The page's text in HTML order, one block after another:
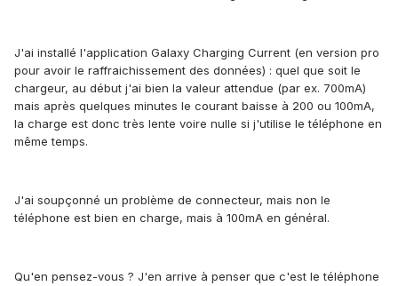
J'ai installé l'application Galaxy Charging Current (en version pro
pour avoir le raffraichissement des données) : quel que soit le
chargeur, au début j'ai bien la valeur attendue (par ex. 700mA)
mais après quelques minutes le courant baisse à 200 ou 100mA,
la charge est donc très lente voire nulle si j'utilise le téléphone en
même temps.
J'ai soupçonné un problème de connecteur, mais non le
téléphone est bien en charge, mais à 100mA en général.
Qu'en pensez-vous ? J'en arrive à penser que c'est le téléphone